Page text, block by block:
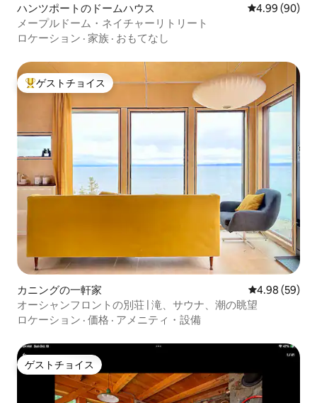
ハンツポートのドームハウス レビュー90件
4.99 (90)
メープルドーム・ネイチャーリトリート
ロケーション · 家族 · おもてなし
大好評のゲストチョイスです。
ゲストチョイス
カニングの一軒家 レビュー59
4.98 (59)
オーシャンフロントの別荘 | 滝、サウナ、潮の眺望
ロケーション · 価格 · アメニティ・設備
ゲストチョイス
ゲストチョイス